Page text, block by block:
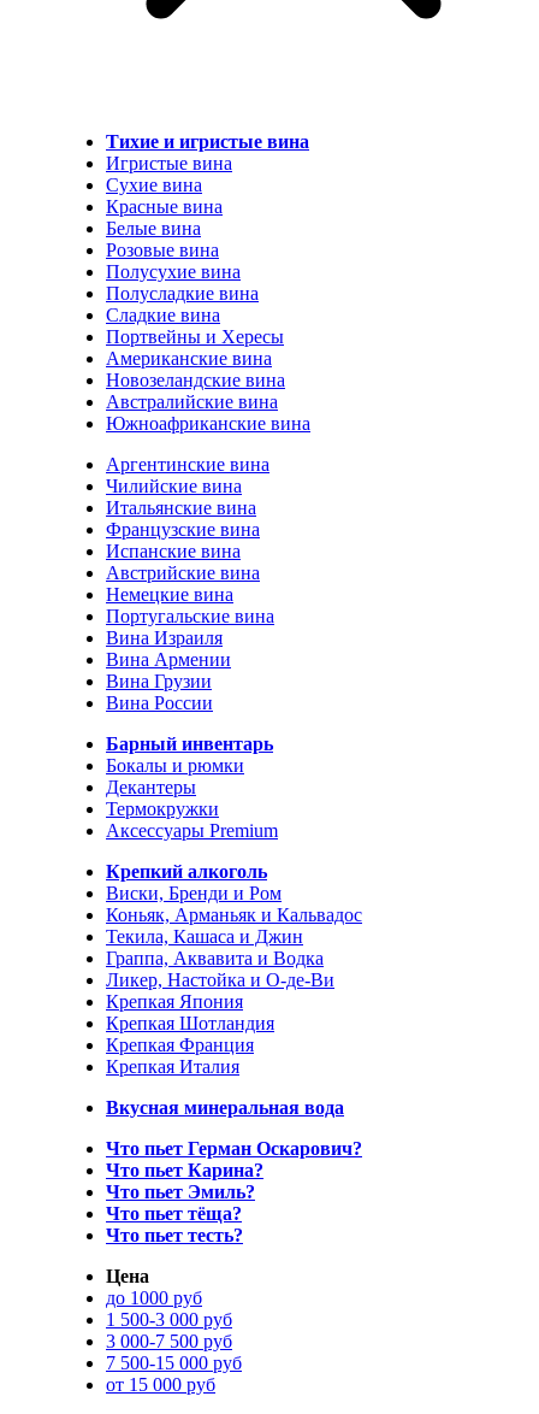
Тихие и игристые вина
Игристые вина
Сухие вина
Красные вина
Белые вина
Розовые вина
Полусухие вина
Полусладкие вина
Сладкие вина
Портвейны и Хересы
Американские вина
Новозеландские вина
Австралийские вина
Южноафриканские вина
Аргентинские вина
Чилийские вина
Итальянские вина
Французские вина
Испанские вина
Австрийские вина
Немецкие вина
Португальские вина
Вина Израиля
Вина Армении
Вина Грузии
Вина России
Барный инвентарь
Бокалы и рюмки
Декантеры
Термокружки
Аксессуары Premium
Крепкий алкоголь
Виски, Бренди и Ром
Коньяк, Арманьяк и Кальвадос
Текила, Кашаса и Джин
Граппа, Аквавита и Водка
Ликер, Настойка и О-де-Ви
Крепкая Япония
Крепкая Шотландия
Крепкая Франция
Крепкая Италия
Вкусная минеральная вода
Что пьет Герман Оскарович?
Что пьет Карина?
Что пьет Эмиль?
Что пьет тёща?
Что пьет тесть?
Цена
до 1000 руб
1 500-3 000 руб
3 000-7 500 руб
7 500-15 000 руб
от 15 000 руб